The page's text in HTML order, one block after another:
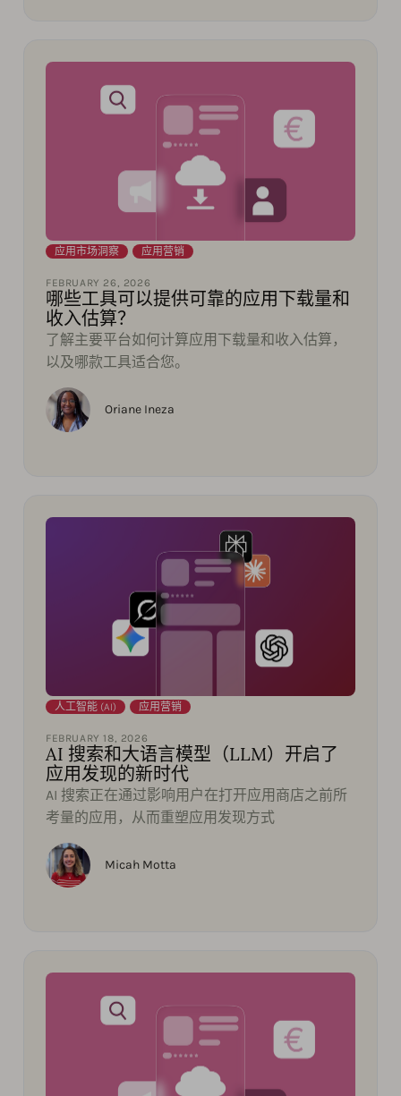
应用市场洞察 应用营销
FEBRUARY 26, 2026
哪些工具可以提供可靠的应用下载量和
收入估算？
了解主要平台如何计算应用下载量和收入估算，
以及哪款工具适合您。
Oriane Ineza
人工智能 (AI) 应用营销
FEBRUARY 18, 2026
AI 搜索和大语言模型（LLM）开启了
应用发现的新时代
AI 搜索正在通过影响用户在打开应用商店之前所
考量的应用，从而重塑应用发现方式
Micah Motta